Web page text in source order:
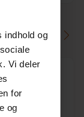
indhold og
Vi deler
for
og